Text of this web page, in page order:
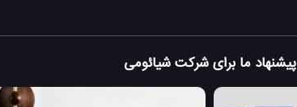
پیشنهاد ما برای شرکت شیائومی